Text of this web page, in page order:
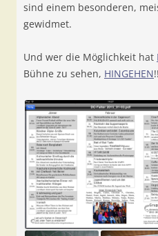
sind einem besonderen,
gewidmet.
Und wer die Möglichkeit hat
Bühne zu sehen, HINGEHEN